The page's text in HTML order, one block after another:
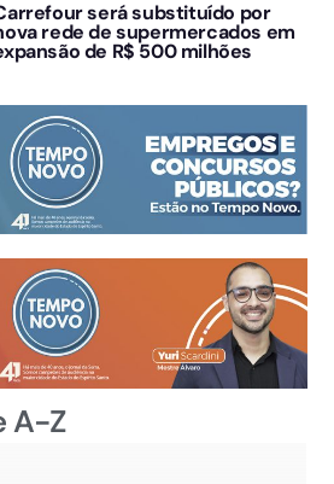
será substituído por
rede de supermercados em
de R$ 500 milhões
A-Z